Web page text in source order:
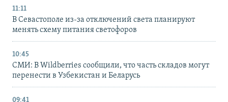
11:11
В Севастополе из-за отключений света планируют
менять схему питания светофоров
10:45
СМИ: В Wildberries сообщили, что часть складов могут
перенести в Узбекистан и Беларусь
09:41